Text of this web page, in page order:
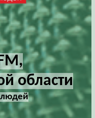
области
людей